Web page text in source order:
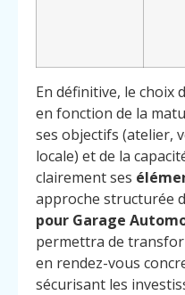
En définitive, le choix
en fonction de la
ses objectifs (atelier,
locale) et de la
clairement ses
approche structurée
pour Garage
permettra de
en rendez-vous
sécurisant les